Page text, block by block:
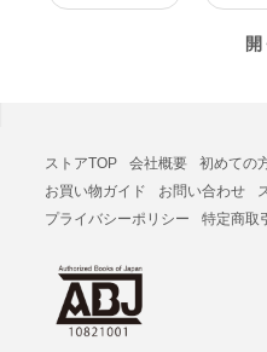
ストアTOP 会社概要 初めての
お買い物ガイド
お問い合わせ
プライバシーポリシー
特定商取